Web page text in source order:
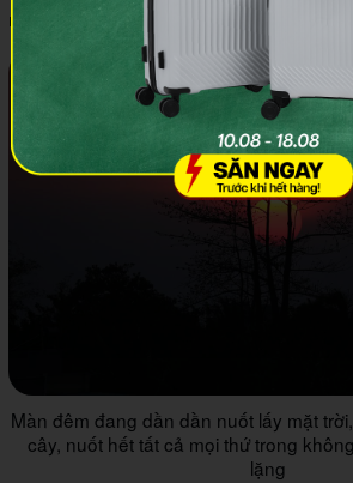
những người yêu du lịch và yêu cái đẹp.
Màn đêm đang dần dần nuốt lấy mặt
cây, nuốt hết tất cả mọi thứ trong
lặng